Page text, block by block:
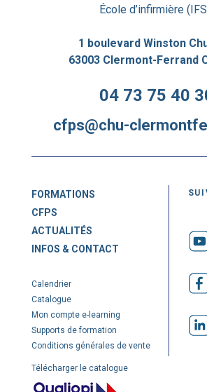
École d’infirmière
1 boulevard Winston
63003 Clermont-Ferrand
04 73 75 40
cfps@chu-
FORMATIONS
CFPS
ACTUALITÉS
INFOS & CONTACT
Calendrier
Catalogue
Mon compte e-learning
Supports de formation
Conditions générales de vente
Télécharger le catalogue